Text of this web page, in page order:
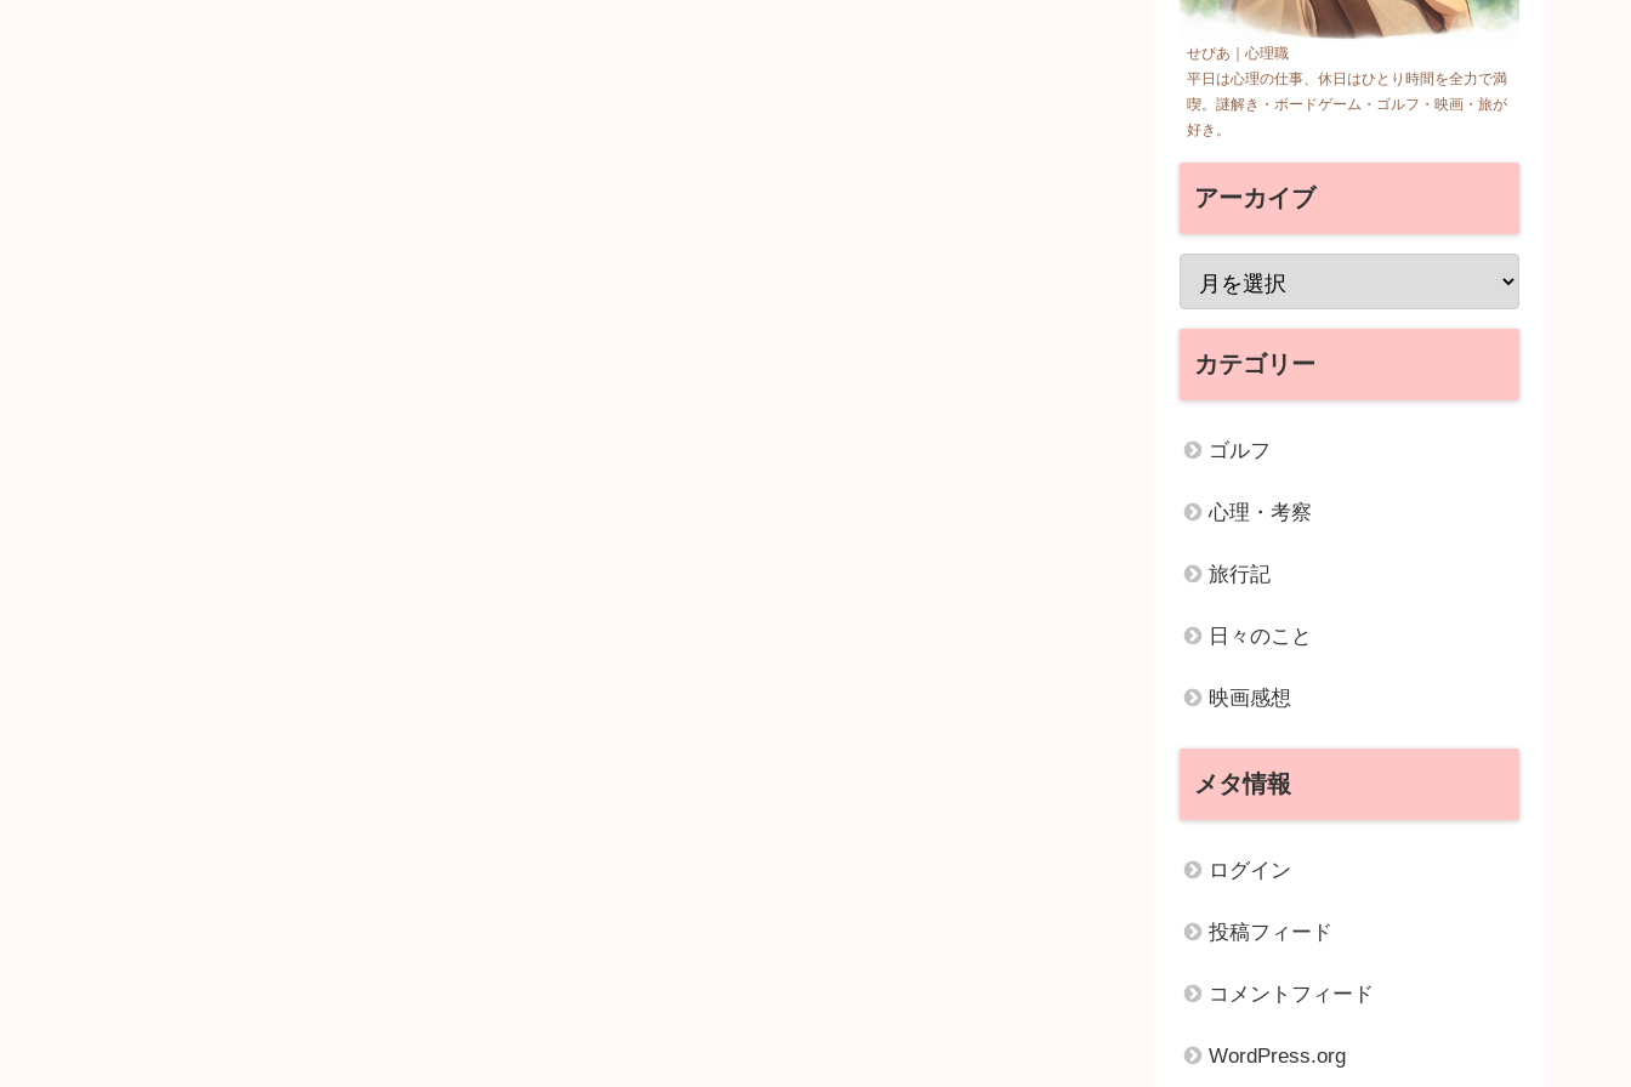
せぴあ｜心理職
平日は心理の仕事、休日はひとり時間を全力で満
喫。謎解き・ボードゲーム・ゴルフ・映画・旅が
好き。
アーカイブ
カテゴリー
ゴルフ
心理・考察
旅行記
日々のこと
映画感想
メタ情報
ログイン
投稿フィード
コメントフィード
WordPress.org